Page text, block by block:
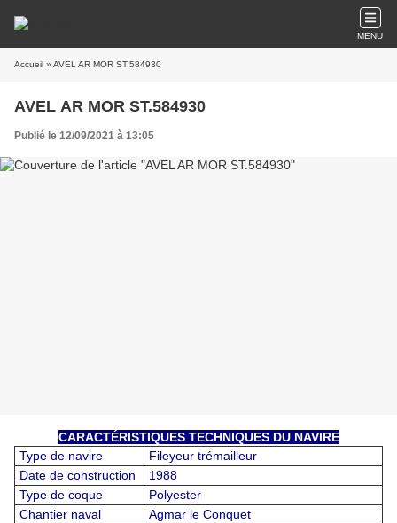
MENU
Accueil » AVEL AR MOR ST.584930
AVEL AR MOR ST.584930
Publié le 12/09/2021 à 13:05
CARACTÉRISTIQUES TECHNIQUES DU NAVIRE
Type de navire
Fileyeur trémailleur
Date de construction
1988
Type de coque
Polyester
Chantier naval
Agmar le Conquet